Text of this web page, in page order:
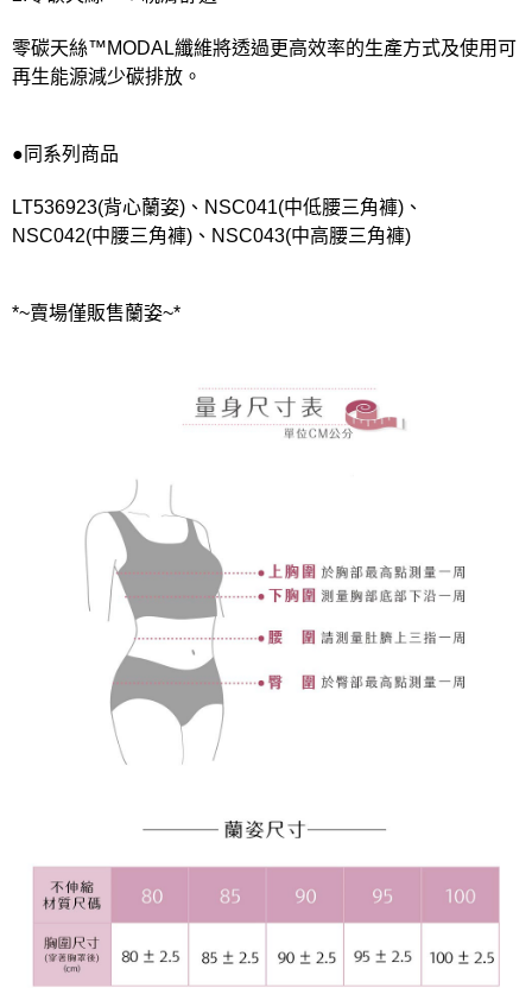
零碳天絲™MODAL纖維將透過更高效率的生產方式及使用可
再生能源減少碳排放。
●同系列商品
LT536923(背心蘭姿)、NSC041(中低腰三角褲)、
NSC042(中腰三角褲)、NSC043(中高腰三角褲)
*~賣場僅販售蘭姿~*